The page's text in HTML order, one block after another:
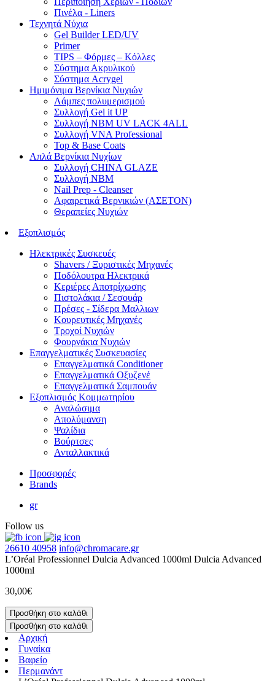
Πινέλα - Liners
Τεχνητά Νύχια
Gel Builder LED/UV
Primer
TIPS – Φόρμες – Κόλλες
Σύστημα Ακρυλικού
Σύστημα Acrygel
Ημιμόνιμα Βερνίκια Νυχιών
Λάμπες πολυμερισμού
Συλλογή Gel it UP
Συλλογή NBM UV LACK 4ALL
Συλλογή VNA Professional
Top & Base Coats
Απλά Βερνίκια Νυχίων
Συλλογή CHINA GLAZE
Συλλογή NBM
Nail Prep - Cleanser
Αφαιρετικά Βερνικιών (ΑΣΕΤΟΝ)
Θεραπείες Νυχιών
Εξοπλισμός
Ηλεκτρικές Συσκευές
Shavers / Ξυριστικές Μηχανές
Ποδόλουτρα Ηλεκτρικά
Κεριέρες Αποτρίχωσης
Πιστολάκια / Σεσουάρ
Πρέσες - Σίδερα Μαλλιων
Κουρευτικές Μηχανές
Τροχοί Νυχιών
Φουρνάκια Νυχιών
Επαγγελματικές Συσκευασίες
Επαγγελματικά Conditioner
Επαγγελματικά Oξυζενέ
Επαγγελματικά Σαμπουάν
Εξοπλισμός Κομμωτηρίου
Αναλώσιμα
Απολύμανση
Ψαλίδια
Βούρτσες
Ανταλλακτικά
Προσφορές
Brands
gr
Follow us
26610 40958 info@chromacare.gr
L’Oréal Professionnel Dulcia Advanced 1000ml Dulcia Advanced
1000ml
30,00€
Προσθήκη στο καλάθι
Προσθήκη στο καλάθι
Αρχική
Γυναίκα
Βαφείο
Περμανάντ